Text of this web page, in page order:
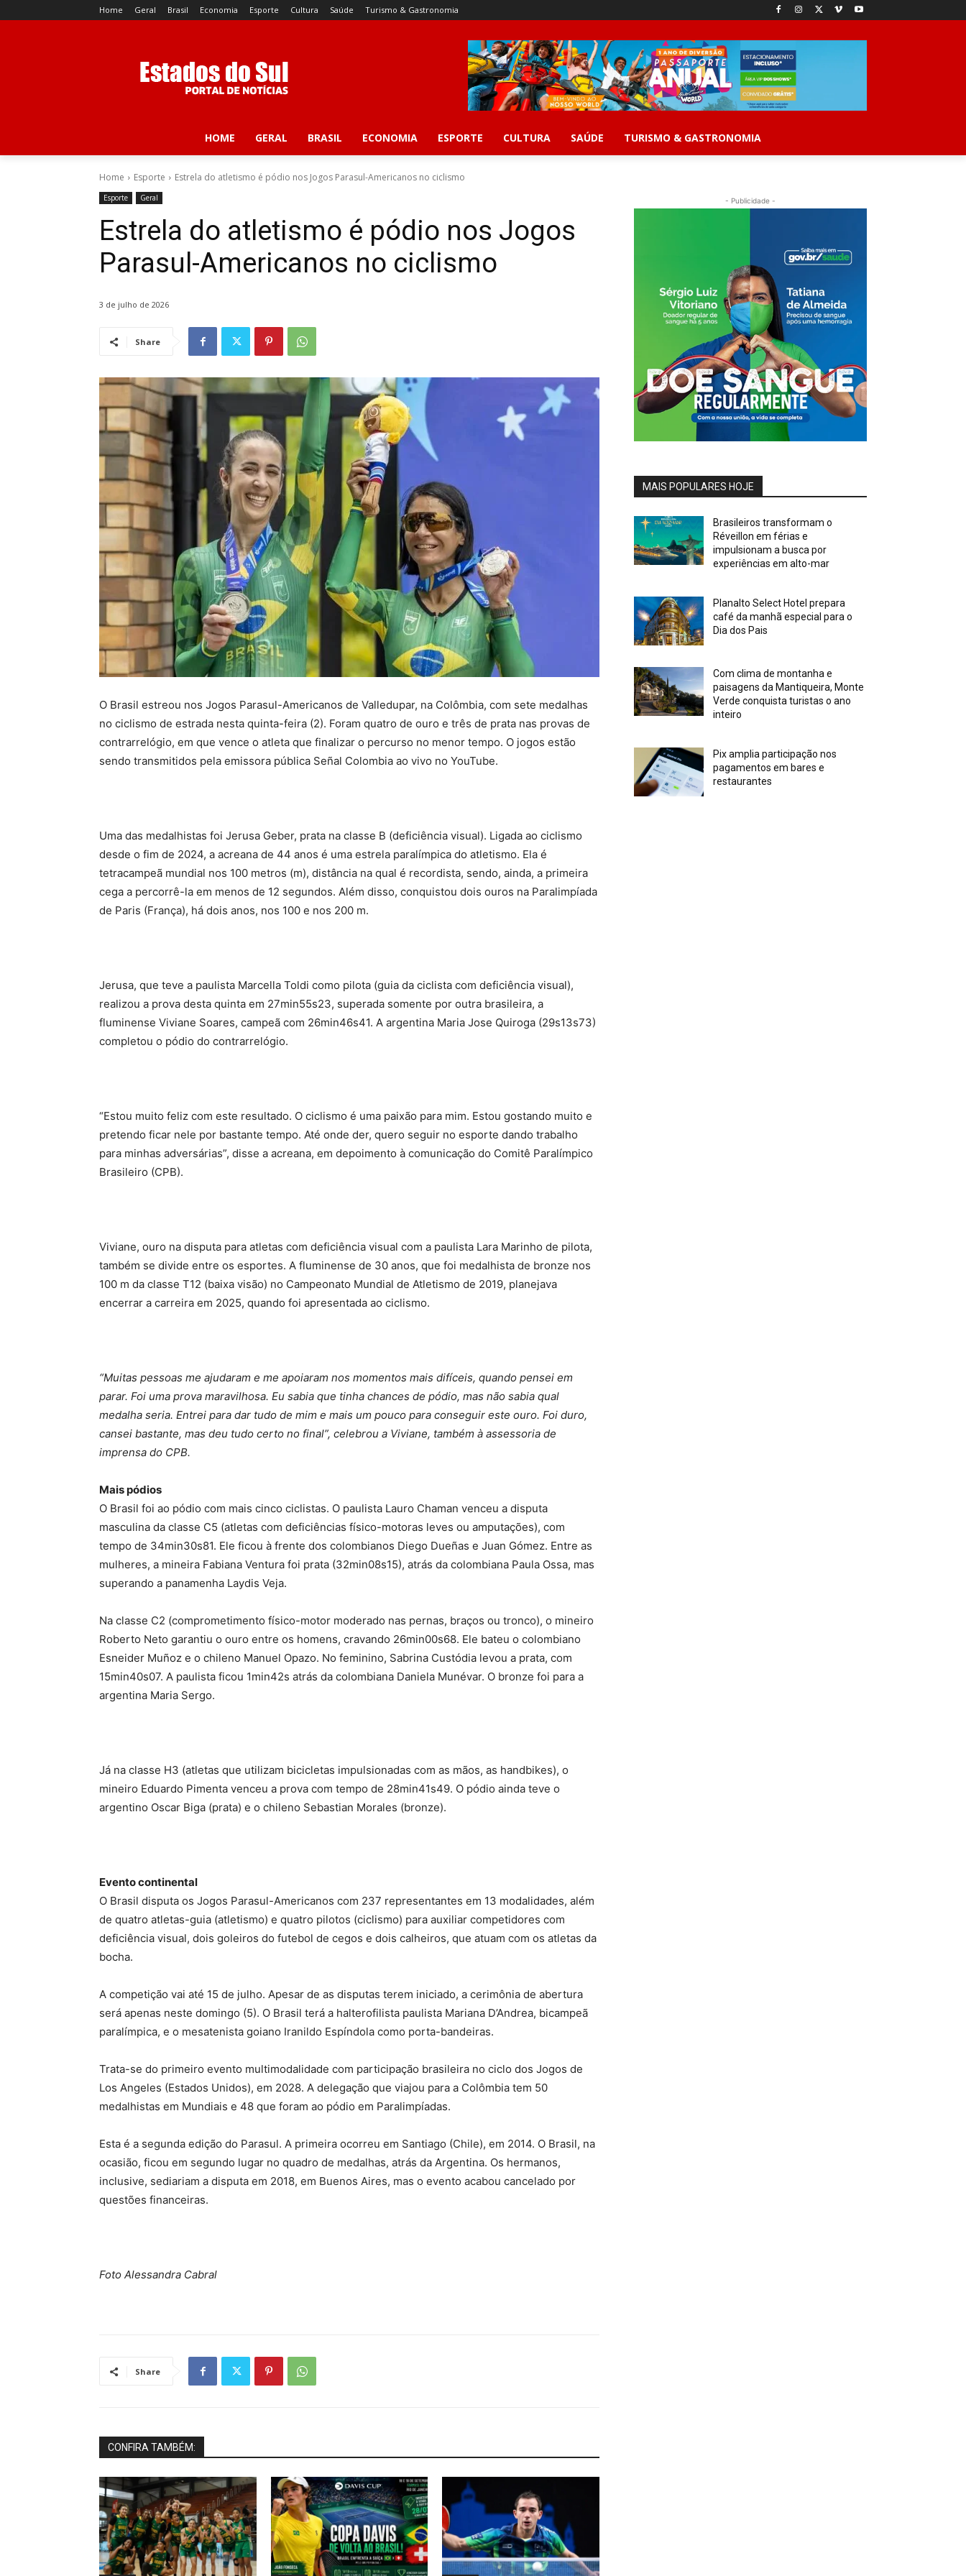
Home Geral Brasil Economia Esporte Cultura Saúde Turismo & Gastronomia
HOME GERAL BRASIL ECONOMIA ESPORTE CULTURA SAÚDE TURISMO & GASTRONOMIA
Home Esporte Estrela do atletismo é pódio nos Jogos Parasul-Americanos no ciclismo
Esporte Geral
Estrela do atletismo é pódio nos Jogos
Parasul-Americanos no ciclismo
3 de julho de 2026
Share
O Brasil estreou nos Jogos Parasul-Americanos de Valledupar, na Colômbia, com sete medalhas
no ciclismo de estrada nesta quinta-feira (2). Foram quatro de ouro e três de prata nas provas de
contrarrelógio, em que vence o atleta que finalizar o percurso no menor tempo. O jogos estão
sendo transmitidos pela emissora pública Señal Colombia ao vivo no YouTube.
Uma das medalhistas foi Jerusa Geber, prata na classe B (deficiência visual). Ligada ao ciclismo
desde o fim de 2024, a acreana de 44 anos é uma estrela paralímpica do atletismo. Ela é
tetracampeã mundial nos 100 metros (m), distância na qual é recordista, sendo, ainda, a primeira
cega a percorrê-la em menos de 12 segundos. Além disso, conquistou dois ouros na Paralimpíada
de Paris (França), há dois anos, nos 100 e nos 200 m.
Jerusa, que teve a paulista Marcella Toldi como pilota (guia da ciclista com deficiência visual),
realizou a prova desta quinta em 27min55s23, superada somente por outra brasileira, a
fluminense Viviane Soares, campeã com 26min46s41. A argentina Maria Jose Quiroga (29s13s73)
completou o pódio do contrarrelógio.
“Estou muito feliz com este resultado. O ciclismo é uma paixão para mim. Estou gostando muito e
pretendo ficar nele por bastante tempo. Até onde der, quero seguir no esporte dando trabalho
para minhas adversárias”, disse a acreana, em depoimento à comunicação do Comitê Paralímpico
Brasileiro (CPB).
Viviane, ouro na disputa para atletas com deficiência visual com a paulista Lara Marinho de pilota,
também se divide entre os esportes. A fluminense de 30 anos, que foi medalhista de bronze nos
100 m da classe T12 (baixa visão) no Campeonato Mundial de Atletismo de 2019, planejava
encerrar a carreira em 2025, quando foi apresentada ao ciclismo.
“Muitas pessoas me ajudaram e me apoiaram nos momentos mais difíceis, quando pensei em
parar. Foi uma prova maravilhosa. Eu sabia que tinha chances de pódio, mas não sabia qual
medalha seria. Entrei para dar tudo de mim e mais um pouco para conseguir este ouro. Foi duro,
cansei bastante, mas deu tudo certo no final”, celebrou a Viviane, também à assessoria de
imprensa do CPB.
Mais pódios
O Brasil foi ao pódio com mais cinco ciclistas. O paulista Lauro Chaman venceu a disputa
masculina da classe C5 (atletas com deficiências físico-motoras leves ou amputações), com
tempo de 34min30s81. Ele ficou à frente dos colombianos Diego Dueñas e Juan Gómez. Entre as
mulheres, a mineira Fabiana Ventura foi prata (32min08s15), atrás da colombiana Paula Ossa, mas
superando a panamenha Laydis Veja.
Na classe C2 (comprometimento físico-motor moderado nas pernas, braços ou tronco), o mineiro
Roberto Neto garantiu o ouro entre os homens, cravando 26min00s68. Ele bateu o colombiano
Esneider Muñoz e o chileno Manuel Opazo. No feminino, Sabrina Custódia levou a prata, com
15min40s07. A paulista ficou 1min42s atrás da colombiana Daniela Munévar. O bronze foi para a
argentina Maria Sergo.
Já na classe H3 (atletas que utilizam bicicletas impulsionadas com as mãos, as handbikes), o
mineiro Eduardo Pimenta venceu a prova com tempo de 28min41s49. O pódio ainda teve o
argentino Oscar Biga (prata) e o chileno Sebastian Morales (bronze).
Evento continental
O Brasil disputa os Jogos Parasul-Americanos com 237 representantes em 13 modalidades, além
de quatro atletas-guia (atletismo) e quatro pilotos (ciclismo) para auxiliar competidores com
deficiência visual, dois goleiros do futebol de cegos e dois calheiros, que atuam com os atletas da
bocha.
A competição vai até 15 de julho. Apesar de as disputas terem iniciado, a cerimônia de abertura
será apenas neste domingo (5). O Brasil terá a halterofilista paulista Mariana D’Andrea, bicampeã
paralímpica, e o mesatenista goiano Iranildo Espíndola como porta-bandeiras.
Trata-se do primeiro evento multimodalidade com participação brasileira no ciclo dos Jogos de
Los Angeles (Estados Unidos), em 2028. A delegação que viajou para a Colômbia tem 50
medalhistas em Mundiais e 48 que foram ao pódio em Paralimpíadas.
Esta é a segunda edição do Parasul. A primeira ocorreu em Santiago (Chile), em 2014. O Brasil, na
ocasião, ficou em segundo lugar no quadro de medalhas, atrás da Argentina. Os hermanos,
inclusive, sediariam a disputa em 2018, em Buenos Aires, mas o evento acabou cancelado por
questões financeiras.
Foto Alessandra Cabral
Share
CONFIRA TAMBÉM:
- Publicidade -
MAIS POPULARES HOJE
Brasileiros transformam o
Réveillon em férias e
impulsionam a busca por
experiências em alto-mar
Planalto Select Hotel prepara
café da manhã especial para o
Dia dos Pais
Com clima de montanha e
paisagens da Mantiqueira, Monte
Verde conquista turistas o ano
inteiro
Pix amplia participação nos
pagamentos em bares e
restaurantes